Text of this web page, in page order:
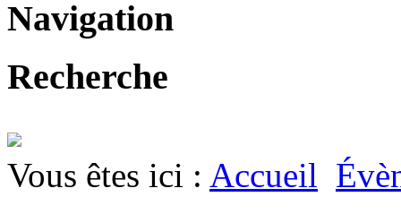
Navigation
Recherche
Vous êtes ici : Accueil